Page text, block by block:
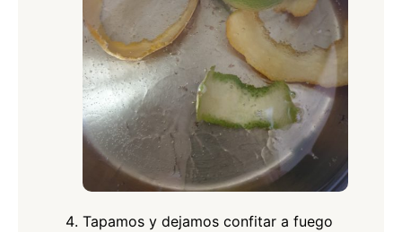
Tapamos y dejamos confitar a fuego